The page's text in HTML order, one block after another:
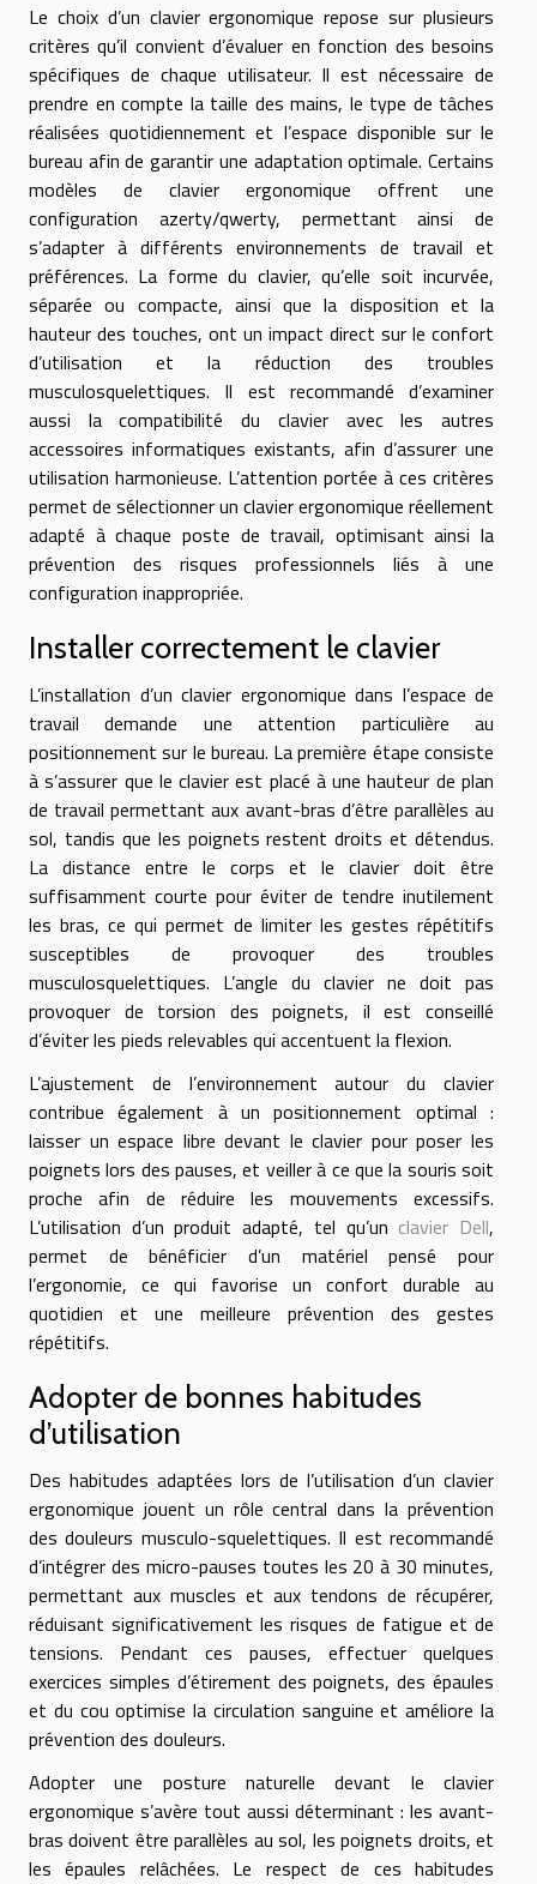
Le choix d’un clavier ergonomique repose sur plusieurs
critères qu’il convient d’évaluer en fonction des besoins
spécifiques de chaque utilisateur. Il est nécessaire de
prendre en compte la taille des mains, le type de tâches
réalisées quotidiennement et l’espace disponible sur le
bureau afin de garantir une adaptation optimale. Certains
modèles de clavier ergonomique offrent une
configuration azerty/qwerty, permettant ainsi de
s’adapter à différents environnements de travail et
préférences. La forme du clavier, qu’elle soit incurvée,
séparée ou compacte, ainsi que la disposition et la
hauteur des touches, ont un impact direct sur le confort
d’utilisation et la réduction des troubles
musculosquelettiques. Il est recommandé d’examiner
aussi la compatibilité du clavier avec les autres
accessoires informatiques existants, afin d’assurer une
utilisation harmonieuse. L’attention portée à ces critères
permet de sélectionner un clavier ergonomique réellement
adapté à chaque poste de travail, optimisant ainsi la
prévention des risques professionnels liés à une
configuration inappropriée.
Installer correctement le clavier
L’installation d’un clavier ergonomique dans l’espace de
travail demande une attention particulière au
positionnement sur le bureau. La première étape consiste
à s’assurer que le clavier est placé à une hauteur de plan
de travail permettant aux avant-bras d’être parallèles au
sol, tandis que les poignets restent droits et détendus.
La distance entre le corps et le clavier doit être
suffisamment courte pour éviter de tendre inutilement
les bras, ce qui permet de limiter les gestes répétitifs
susceptibles de provoquer des troubles
musculosquelettiques. L’angle du clavier ne doit pas
provoquer de torsion des poignets, il est conseillé
d’éviter les pieds relevables qui accentuent la flexion.
L’ajustement de l’environnement autour du clavier
contribue également à un positionnement optimal :
laisser un espace libre devant le clavier pour poser les
poignets lors des pauses, et veiller à ce que la souris soit
proche afin de réduire les mouvements excessifs.
L’utilisation d’un produit adapté, tel qu’un clavier Dell,
permet de bénéficier d’un matériel pensé pour
l’ergonomie, ce qui favorise un confort durable au
quotidien et une meilleure prévention des gestes
répétitifs.
Adopter de bonnes habitudes
d’utilisation
Des habitudes adaptées lors de l’utilisation d’un clavier
ergonomique jouent un rôle central dans la prévention
des douleurs musculo-squelettiques. Il est recommandé
d’intégrer des micro-pauses toutes les 20 à 30 minutes,
permettant aux muscles et aux tendons de récupérer,
réduisant significativement les risques de fatigue et de
tensions. Pendant ces pauses, effectuer quelques
exercices simples d’étirement des poignets, des épaules
et du cou optimise la circulation sanguine et améliore la
prévention des douleurs.
Adopter une posture naturelle devant le clavier
ergonomique s’avère tout aussi déterminant : les avant-
bras doivent être parallèles au sol, les poignets droits, et
les épaules relâchées. Le respect de ces habitudes